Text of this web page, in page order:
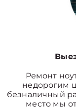
Ремонт
недорогим
безналичный
место мы